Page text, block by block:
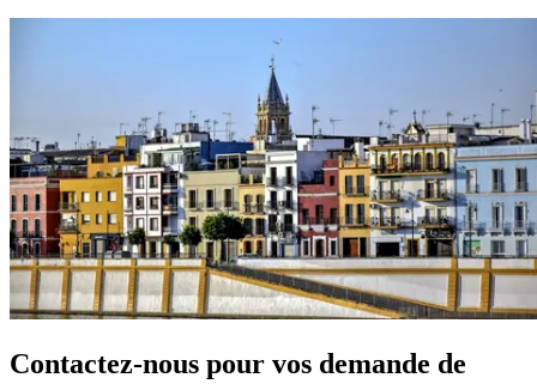
Contactez-nous pour vos demande de